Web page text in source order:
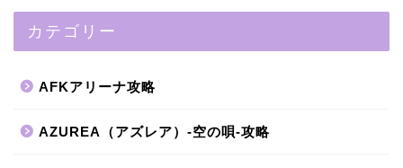
カテゴリー
AFKアリーナ攻略
AZUREA（アズレア）-空の唄-攻略